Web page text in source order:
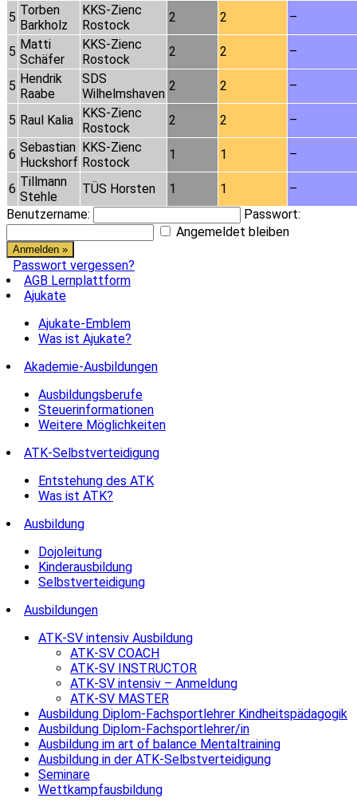
5 Torben
Barkholz
KKS-Zienc
Rostock
2 2 –
5 Matti
Schäfer
KKS-Zienc
Rostock
2 2 –
5 Hendrik
Raabe
SDS
Wilhelmshaven
2 2 –
5 Raul Kalia
KKS-Zienc
Rostock
2 2 –
6 Sebastian
Huckshorf
KKS-Zienc
Rostock
1 1 –
6 Tillmann
Stehle
TÜS Horsten 1 1
–
Benutzername:
Passwort:
Angemeldet bleiben
Passwort vergessen?
AGB Lernplattform
Ajukate
Ajukate-Emblem
Was ist Ajukate?
Akademie-Ausbildungen
Ausbildungsberufe
Steuerinformationen
Weitere Möglichkeiten
ATK-Selbstverteidigung
Entstehung des ATK
Was ist ATK?
Ausbildung
Dojoleitung
Kinderausbildung
Selbstverteidigung
Ausbildungen
ATK-SV intensiv Ausbildung
ATK-SV COACH
ATK-SV INSTRUCTOR
ATK-SV intensiv – Anmeldung
ATK-SV MASTER
Ausbildung Diplom-Fachsportlehrer Kindheitspädagogik
Ausbildung Diplom-Fachsportlehrer/in
Ausbildung im art of balance Mentaltraining
Ausbildung in der ATK-Selbstverteidigung
Seminare
Wettkampfausbildung